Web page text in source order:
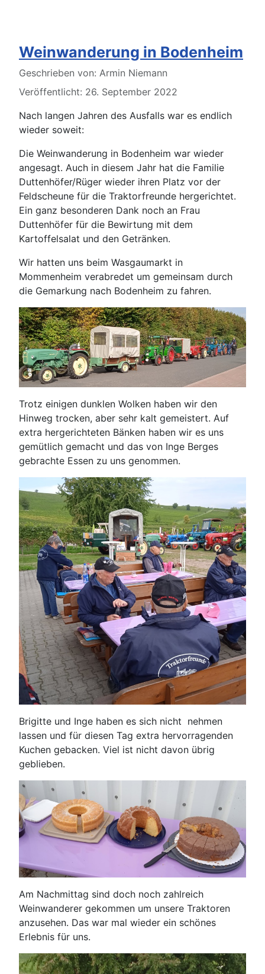
Weinwanderung in Bodenheim
Details
Geschrieben von: Armin Niemann
Veröffentlicht: 26. September 2022
Nach langen Jahren des Ausfalls war es endlich
wieder soweit:
Die Weinwanderung in Bodenheim war wieder
angesagt. Auch in diesem Jahr hat die Familie
Duttenhöfer/Rüger wieder ihren Platz vor der
Feldscheune für die Traktorfreunde hergerichtet.
Ein ganz besonderen Dank noch an Frau
Duttenhöfer für die Bewirtung mit dem
Kartoffelsalat und den Getränken.
Wir hatten uns beim Wasgaumarkt in
Mommenheim verabredet um gemeinsam durch
die Gemarkung nach Bodenheim zu fahren.
Trotz einigen dunklen Wolken haben wir den
Hinweg trocken, aber sehr kalt gemeistert. Auf
extra hergerichteten Bänken haben wir es uns
gemütlich gemacht und das von Inge Berges
gebrachte Essen zu uns genommen.
Brigitte und Inge haben es sich nicht nehmen
lassen und für diesen Tag extra hervorragenden
Kuchen gebacken. Viel ist nicht davon übrig
geblieben.
Am Nachmittag sind doch noch zahlreich
Weinwanderer gekommen um unsere Traktoren
anzusehen. Das war mal wieder ein schönes
Erlebnis für uns.